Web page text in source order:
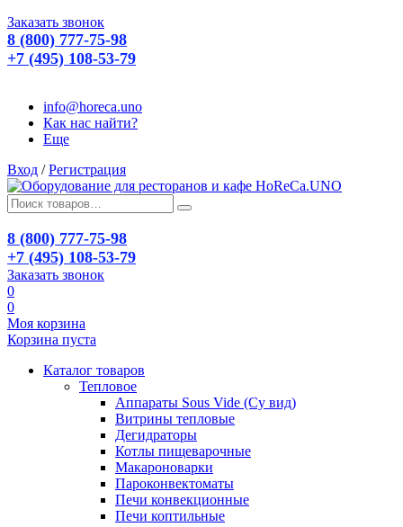
Заказать звонок
8 (800) 777-75-98
+7 (495) 108-53-79
info@horeca.uno
Как нас найти?
Еще
Вход / Регистрация
8 (800) 777-75-98
+7 (495) 108-53-79
Заказать звонок
0
0
Моя корзина
Корзина пуста
Каталог товаров
Тепловое
Аппараты Sous Vide (Су вид)
Витрины тепловые
Дегидраторы
Котлы пищеварочные
Макароноварки
Пароконвектоматы
Печи конвекционные
Печи коптильные